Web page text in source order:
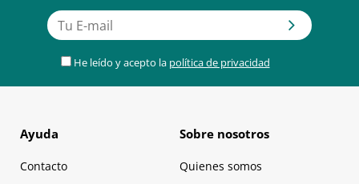
He leído y acepto la política de privacidad
Ayuda
Contacto
Sobre nosotros
Quienes somos